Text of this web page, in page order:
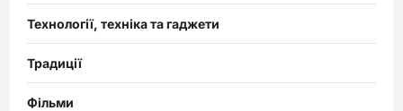
Технології, техніка та гаджети
Традиції
Фільми